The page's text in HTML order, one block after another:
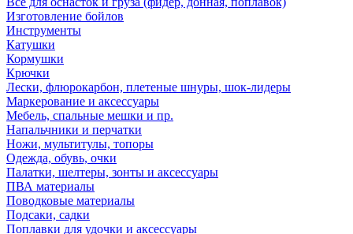
Изготовление бойлов
Инструменты
Катушки
Кормушки
Крючки
Лески, флюрокарбон, плетеные шнуры, шок-лидеры
Маркерование и аксессуары
Мебель, спальные мешки и пр.
Напальчники и перчатки
Ножи, мультитулы, топоры
Одежда, обувь, очки
Палатки, шелтеры, зонты и аксессуары
ПВА материалы
Поводковые материалы
Подсаки, садки
Поплавки для удочки и аксессуары